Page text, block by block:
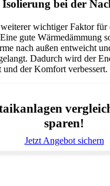
Isolierung bei der
wichtiger Faktor
gute Wärmedämmung
nach außen entweicht
Dadurch wird der
und der Komfort verbessert.
sparen!
Jetzt Angebot sichern